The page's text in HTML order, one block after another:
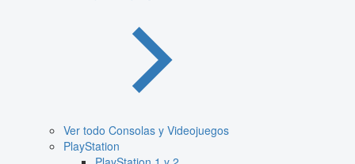
Ver todo Consolas y Videojuegos
PlayStation